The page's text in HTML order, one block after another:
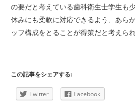
の要だと考えている歯科衛生士学生も
休みにも柔軟に対応できるよう、あら
ッフ構成をとることが得策だと考えられ
この記事をシェアする:
Twitter Facebook